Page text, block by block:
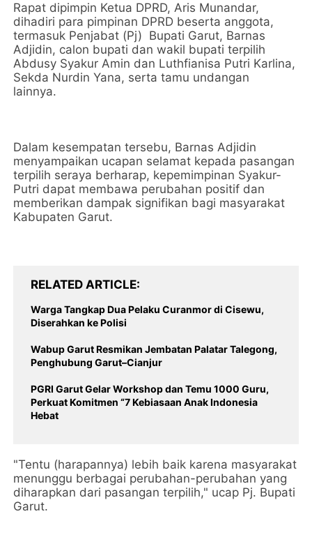
Rapat dipimpin Ketua DPRD, Aris Munandar,
dihadiri para pimpinan DPRD beserta anggota,
termasuk Penjabat (Pj) Bupati Garut, Barnas
Adjidin, calon bupati dan wakil bupati terpilih
Abdusy Syakur Amin dan Luthfianisa Putri Karlina,
Sekda Nurdin Yana, serta tamu undangan
lainnya.
Dalam kesempatan tersebu, Barnas Adjidin
menyampaikan ucapan selamat kepada pasangan
terpilih seraya berharap, kepemimpinan Syakur-
Putri dapat membawa perubahan positif dan
memberikan dampak signifikan bagi masyarakat
Kabupaten Garut.
RELATED ARTICLE
Warga Tangkap Dua Pelaku Curanmor di Cisewu,
Diserahkan ke Polisi
Wabup Garut Resmikan Jembatan Palatar Talegong,
Penghubung Garut–Cianjur
PGRI Garut Gelar Workshop dan Temu 1000 Guru,
Perkuat Komitmen “7 Kebiasaan Anak Indonesia
Hebat
"Tentu (harapannya) lebih baik karena masyarakat
menunggu berbagai perubahan-perubahan yang
diharapkan dari pasangan terpilih," ucap Pj. Bupati
Garut.